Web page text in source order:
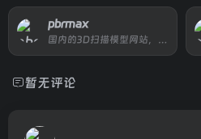
pbrmax
暂无评论